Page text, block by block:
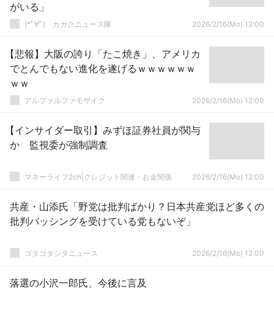
がいる」
(*ﾟ∀ﾟ)ゞカガクニュース隊 2026/2/16(Mo) 12:00
【悲報】大阪の誇り「たこ焼き」、アメリカ
でとんでもない進化を遂げるｗｗｗｗｗｗ
ｗｗ
アルファルファモザイク 2026/2/16(Mo) 12:00
【インサイダー取引】みずほ証券社員が関与
か 監視委が強制調査
マネーライフ2ch|クレジット関連・お金関係 2026/2/16(Mo) 12:00
共産・山添氏「野党は批判ばかり？日本共産党ほど多くの
批判バッシングを受けている党もないぞ」
ゴタゴタシタニュース 2026/2/16(Mo) 12:00
落選の小沢一郎氏、今後に言及